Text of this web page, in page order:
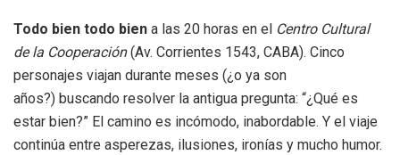
Todo bien todo bien a las 20 horas en el Centro Cultural
de la Cooperación(Av. Corrientes 1543, CABA). Cinco
personajes viajan durante meses (¿o ya son
años?) buscando resolver la antigua pregunta: “¿Qué es
estar bien?” El camino es incómodo, inabordable. Y el viaje
continúa entre asperezas, ilusiones, ironías y mucho humor.